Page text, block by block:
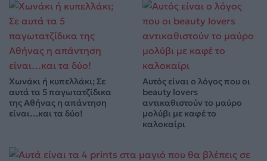
Χωνάκι ή κυπελλάκι; Σε
αυτά τα 5 παγωτατζίδικα
της Αθήνας η απάντηση
είναι…και τα δύο!
Αυτός είναι ο λόγος που οι
beauty lovers
αντικαθιστούν το μαύρο
μολύβι με καφέ το
καλοκαίρι